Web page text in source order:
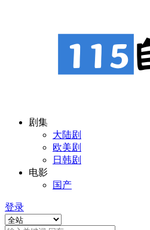
剧集
大陆剧
欧美剧
日韩剧
电影
国产
登录